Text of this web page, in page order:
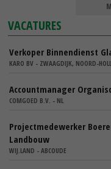
VACATURES
Verkoper Binnendienst
KARO BV - ZWAAGDIJK, NOORD-
Accountmanager
COMGOED B.V. - NL
Projectmedewerker
Landbouw
WIJ.LAND - ABCOUDE